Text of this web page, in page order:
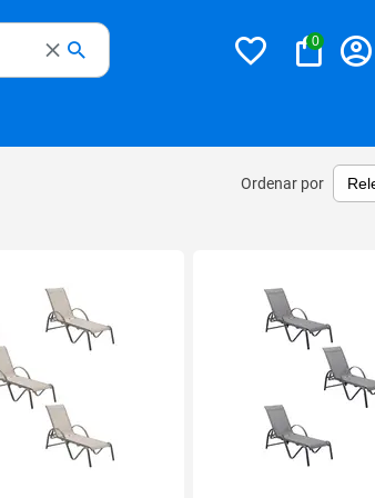
0
Ordenar por